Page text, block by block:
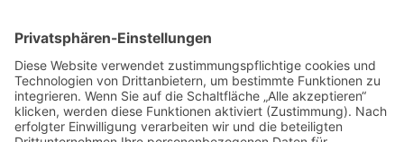
Kähler (Schatzmeister)
E-Mail:
info@stoertebeker-liekendeeler.de